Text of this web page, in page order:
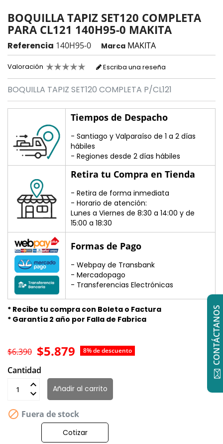
BOQUILLA TAPIZ SET120 COMPLETA
PARA CL121 140H95-0 MAKITA
Referencia 140H95-0 Marca MAKITA
Valoración Escriba una reseña
BOQUILLA TAPIZ SET120 COMPLETA P/CL121
Tiempos de Despacho
- Santiago y Valparaíso de 1 a 2 días
hábiles
- Regiones desde 2 días hábiles
Retira tu Compra en Tienda
- Retira de forma inmediata
- Horario de atención:
Lunes a Viernes de 8:30 a 14:00 y de
15:00 a 18:30
Formas de Pago
- Webpay de Transbank
- Mercadopago
- Transferencias Electrónicas
* Recibe tu compra con Boleta o Factura
* Garantía 2 año por Falla de Fabrica
$5.879 8% de descuento
$6.390
Cantidad
Añadir al carrito
 Fuera de stock
Cotizar
CONTÁCTANOS